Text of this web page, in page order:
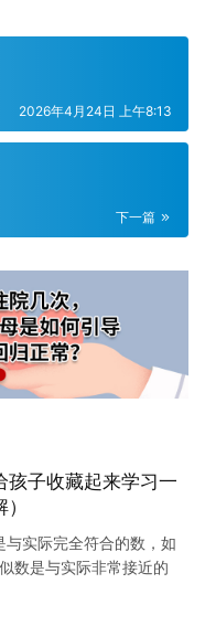
2026年4月24日 上午8:13
下一篇
孩子收藏起来学习一
实际完全符合的数，如
数是与实际非常接近的